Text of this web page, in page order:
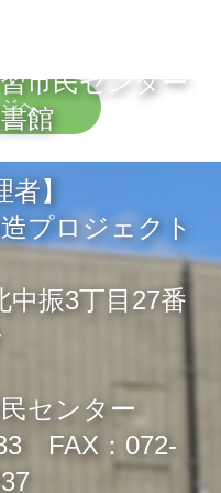
へ
市民センター
館
者】
プロジェクト
中振3丁目27番
センター
FAX：072-